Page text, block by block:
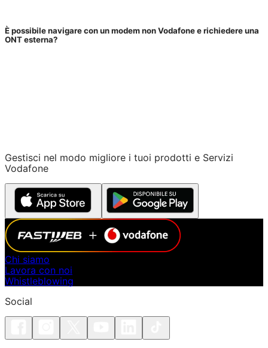
È possibile navigare con un modem non Vodafone e richiedere una
ONT esterna?
Gestisci nel modo migliore i tuoi prodotti e Servizi
Vodafone
Chi siamo
Lavora con noi
Whistleblowing
Social